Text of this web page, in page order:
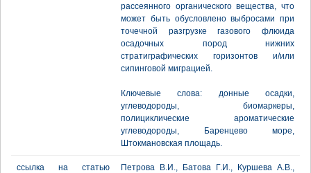
рассеянного органического вещества, что
может быть обусловлено выбросами при
точечной разгрузке газового флюида
осадочных пород нижних
стратиграфических горизонтов и/или
сипинговой миграцией.
Ключевые слова: донные осадки,
углеводороды, биомаркеры,
полициклические ароматические
углеводороды, Баренцево море,
Штокмановская площадь.
ссылка на статью
Петрова В.И., Батова Г.И., Куршева А.В.,